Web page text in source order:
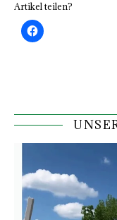
Artikel teilen?